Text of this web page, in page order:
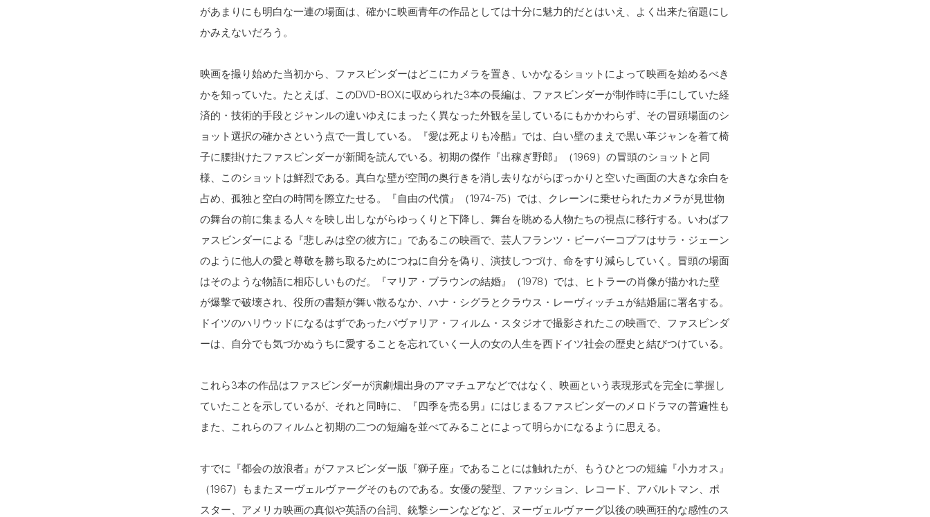
があまりにも明白な一連の場面は、確かに映画青年の作品としては十分に魅力的だとはいえ、よく出来た宿題にし
かみえないだろう。
映画を撮り始めた当初から、ファスビンダーはどこにカメラを置き、いかなるショットによって映画を始めるべき
かを知っていた。たとえば、このDVD-BOXに収められた3本の長編は、ファスビンダーが制作時に手にしていた経
済的・技術的手段とジャンルの違いゆえにまったく異なった外観を呈しているにもかかわらず、その冒頭場面のシ
ョット選択の確かさという点で一貫している。『愛は死よりも冷酷』では、白い壁のまえで黒い革ジャンを着て椅
子に腰掛けたファスビンダーが新聞を読んでいる。初期の傑作『出稼ぎ野郎』（1969）の冒頭のショットと同
様、このショットは鮮烈である。真白な壁が空間の奥行きを消し去りながらぽっかりと空いた画面の大きな余白を
占め、孤独と空白の時間を際立たせる。『自由の代償』（1974-75）では、クレーンに乗せられたカメラが見世物
の舞台の前に集まる人々を映し出しながらゆっくりと下降し、舞台を眺める人物たちの視点に移行する。いわばフ
ァスビンダーによる『悲しみは空の彼方に』であるこの映画で、芸人フランツ・ビーバーコプフはサラ・ジェーン
のように他人の愛と尊敬を勝ち取るためにつねに自分を偽り、演技しつづけ、命をすり減らしていく。冒頭の場面
はそのような物語に相応しいものだ。『マリア・ブラウンの結婚』（1978）では、ヒトラーの肖像が描かれた壁
が爆撃で破壊され、役所の書類が舞い散るなか、ハナ・シグラとクラウス・レーヴィッチュが結婚届に署名する。
ドイツのハリウッドになるはずであったバヴァリア・フィルム・スタジオで撮影されたこの映画で、ファスビンダ
ーは、自分でも気づかぬうちに愛することを忘れていく一人の女の人生を西ドイツ社会の歴史と結びつけている。
これら3本の作品はファスビンダーが演劇畑出身のアマチュアなどではなく、映画という表現形式を完全に掌握し
ていたことを示しているが、それと同時に、『四季を売る男』にはじまるファスビンダーのメロドラマの普遍性も
また、これらのフィルムと初期の二つの短編を並べてみることによって明らかになるように思える。
すでに『都会の放浪者』がファスビンダー版『獅子座』であることには触れたが、もうひとつの短編『小カオス』
（1967）もまたヌーヴェルヴァーグそのものである。女優の髪型、ファッション、レコード、アパルトマン、ポ
スター、アメリカ映画の真似や英語の台詞、銃撃シーンなどなど、ヌーヴェルヴァーグ以後の映画狂的な感性のス